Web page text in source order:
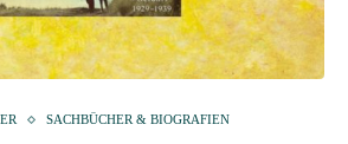
SACHBÜCHER & BIOGRAFIEN